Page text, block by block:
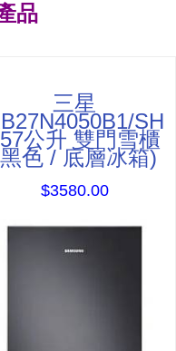
品
三星
SH
公升 雙門雪櫃
色 / 底層冰箱)
$3580.00